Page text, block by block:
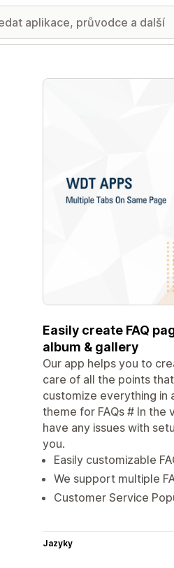
Galerie propagovaných
Easily create FAQ
album & gallery
Our app helps you to
care of all the points
customize everything in
theme for FAQs # In
have any issues with
you.
Easily customizable
We support multiple
Customer Service
Jazyky